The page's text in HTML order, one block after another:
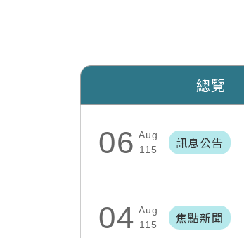
總覽
06 Aug
115
訊息公告
04 Aug
115
焦點新聞